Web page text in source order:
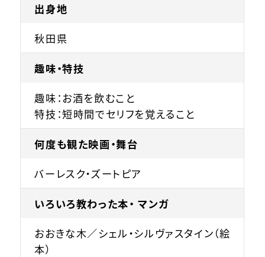
出身地
秋田県
趣味・特技
趣味：お酒を飲むこと
特技：短時間でセリフを覚えること
何度も観た映画・舞台
バーレスク・ズートピア
いろいろ教わった本・ マンガ
おおきな木／シェル・シルヴァスタイン（絵
本）